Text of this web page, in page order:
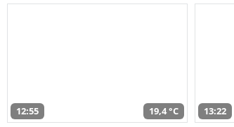
12:55 19,4 °C 13:22